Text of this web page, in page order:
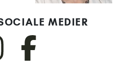
MEDIER